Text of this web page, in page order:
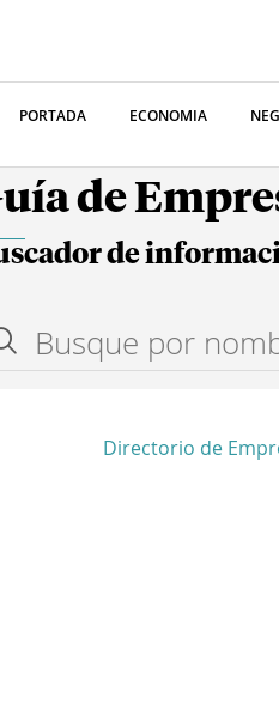
PORTADA ECONOMIA
de
de
Directorio de